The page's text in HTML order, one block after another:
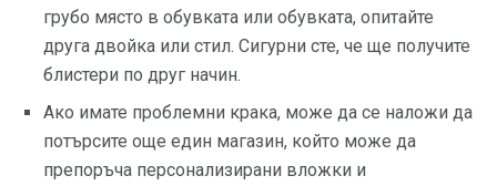
грубо място в обувката или обувката, опитайте
друга двойка или стил. Сигурни сте, че ще получите
блистери по друг начин.
Ако имате проблемни крака, може да се наложи да
потърсите още един магазин, който може да
препоръча персонализирани вложки и